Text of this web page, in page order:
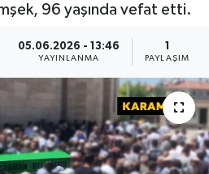
96 yaşında vefat etti.
05.06.2026 - 13:46
YAYINLANMA
1
PAYLAŞIM